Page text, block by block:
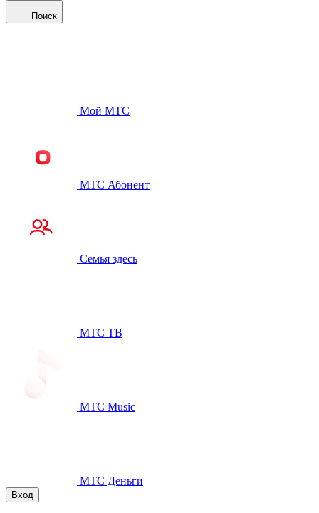
Поиск
Мой МТС
МТС Абонент
Семья здесь
МТС ТВ
МТС Music
МТС Деньги
Вход